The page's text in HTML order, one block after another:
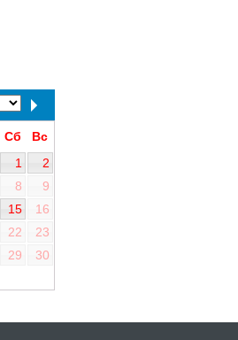
Сб
Вс
1
2
8
9
15
16
22
23
29
30